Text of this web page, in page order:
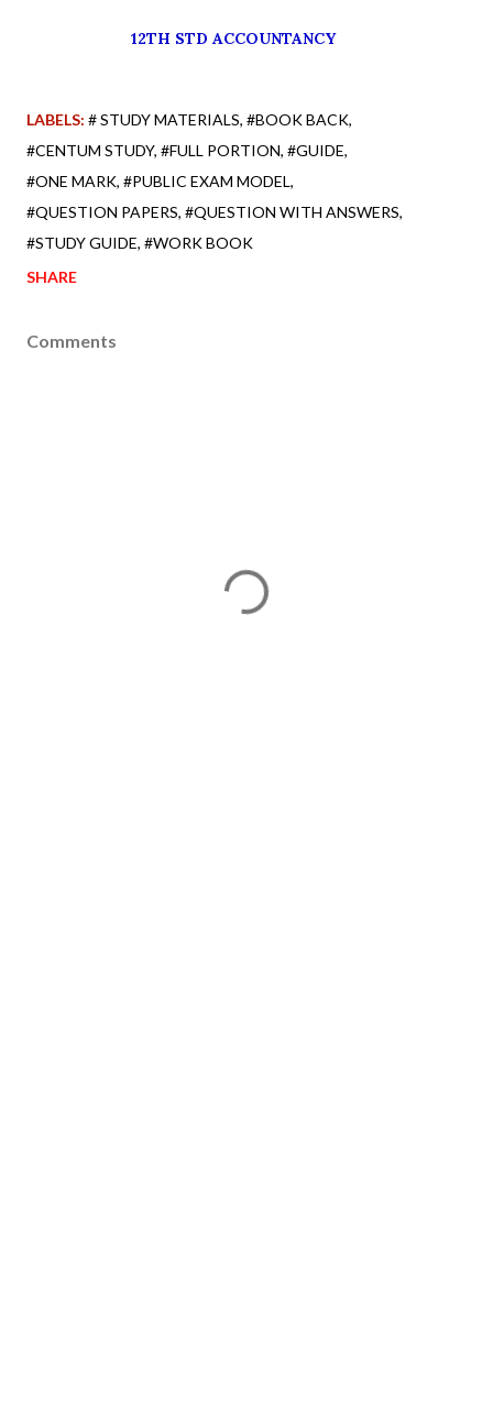
12TH STD ACCOUNTANCY
LABELS: # STUDY MATERIALS #BOOK BACK
#CENTUM STUDY #FULL PORTION #GUIDE
#ONE MARK #PUBLIC EXAM MODEL
#QUESTION PAPERS #QUESTION WITH ANSWERS
#STUDY GUIDE #WORK BOOK
SHARE
Comments